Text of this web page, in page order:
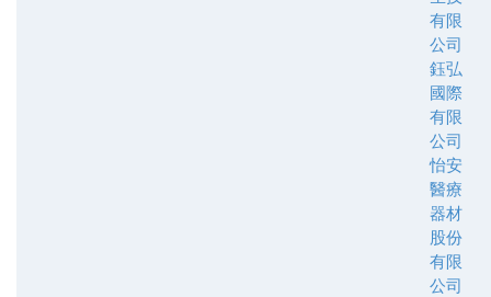
有限
公司
鈺弘
國際
有限
公司
怡安
醫療
器材
股份
有限
公司